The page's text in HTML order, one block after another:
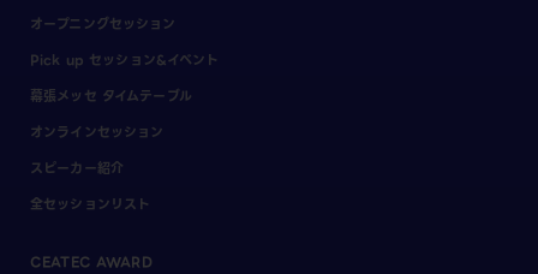
オープニングセッション
Pick up セッション&イベント
幕張メッセ タイムテーブル
オンラインセッション
スピーカー紹介
全セッションリスト
CEATEC AWARD